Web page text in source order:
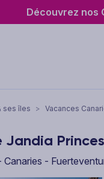
Découvrez nos
ses îles > Vacances
Jandia
Canaries -